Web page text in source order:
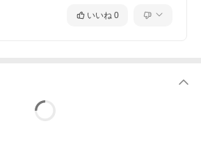
いいね 0